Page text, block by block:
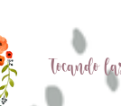
Tocando